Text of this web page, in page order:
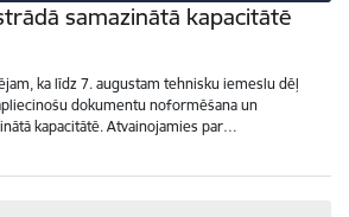
samazinātā kapacitātē
ka līdz 7. augustam tehnisku iemeslu dēļ
dokumentu noformēšana un
kapacitātē. Atvainojamies par…